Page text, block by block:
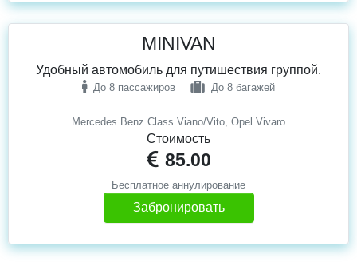
Mercedes Benz Class Viano/Vito, Opel Vivaro
MINIVAN
Удобный автомобиль для путишествия группой.
До 8 пассажиров До 8 багажей
Стоимость
85.00
Бесплатное аннулирование
Забронировать